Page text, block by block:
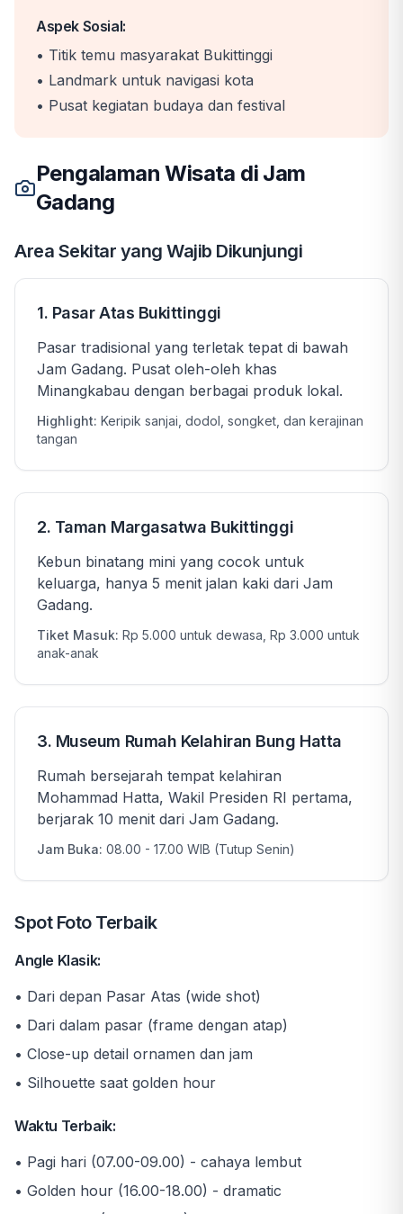
Aspek Sosial:
• Titik temu masyarakat Bukittinggi
• Landmark untuk navigasi kota
• Pusat kegiatan budaya dan festival
Pengalaman Wisata di Jam
Gadang
Area Sekitar yang Wajib Dikunjungi
1. Pasar Atas Bukittinggi
Pasar tradisional yang terletak tepat di bawah
Jam Gadang. Pusat oleh-oleh khas
Minangkabau dengan berbagai produk lokal.
Highlight: Keripik sanjai, dodol, songket, dan kerajinan
tangan
2. Taman Margasatwa Bukittinggi
Kebun binatang mini yang cocok untuk
keluarga, hanya 5 menit jalan kaki dari Jam
Gadang.
Tiket Masuk: Rp 5.000 untuk dewasa, Rp 3.000 untuk
anak-anak
3. Museum Rumah Kelahiran Bung Hatta
Rumah bersejarah tempat kelahiran
Mohammad Hatta, Wakil Presiden RI pertama,
berjarak 10 menit dari Jam Gadang.
Jam Buka: 08.00 - 17.00 WIB (Tutup Senin)
Spot Foto Terbaik
Angle Klasik:
• Dari depan Pasar Atas (wide shot)
• Dari dalam pasar (frame dengan atap)
• Close-up detail ornamen dan jam
• Silhouette saat golden hour
Waktu Terbaik:
• Pagi hari (07.00-09.00) - cahaya lembut
• Golden hour (16.00-18.00) - dramatic